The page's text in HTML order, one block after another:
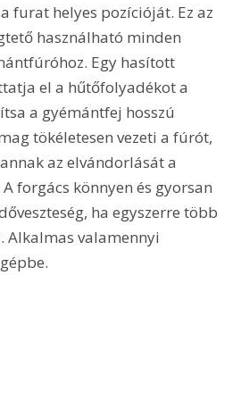
furat helyes pozícióját. Ez az
használható minden
Egy hasított
el a hűtőfolyadékot a
a gyémántfej hosszú
tökéletesen vezeti a fúrót,
az elvándorlását a
forgács könnyen és gyorsan
ha egyszerre több
Alkalmas valamennyi